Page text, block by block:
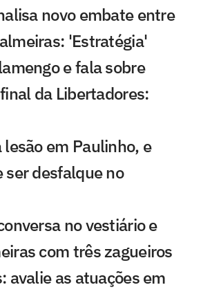
novo embate entre
'Estratégia'
e fala sobre
da Libertadores:
em Paulinho, e
ser desfalque no
no vestiário e
com três zagueiros
avalie as atuações em